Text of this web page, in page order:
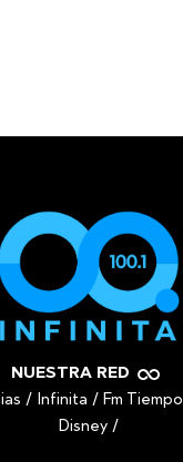
NUESTRA RED
/ Infinita / Fm Tiempo
Disney /